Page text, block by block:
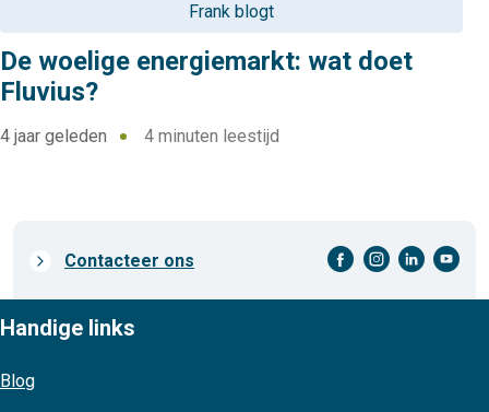
Frank blogt
De woelige energiemarkt: wat doet
Fluvius?
4 jaar geleden 4 minuten leestijd
Prefooter
Contacteer ons facebook-cirkel instagram-cirkel linkedin-cirkel youtube-cirkel
Handige links
Blog